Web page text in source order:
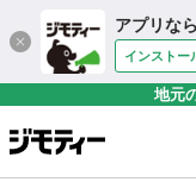
アプリな
インストー
地元